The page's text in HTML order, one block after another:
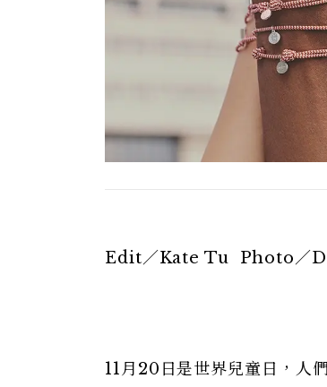
Edit／Kate Tu Photo／
11月20日是世界兒童日，人